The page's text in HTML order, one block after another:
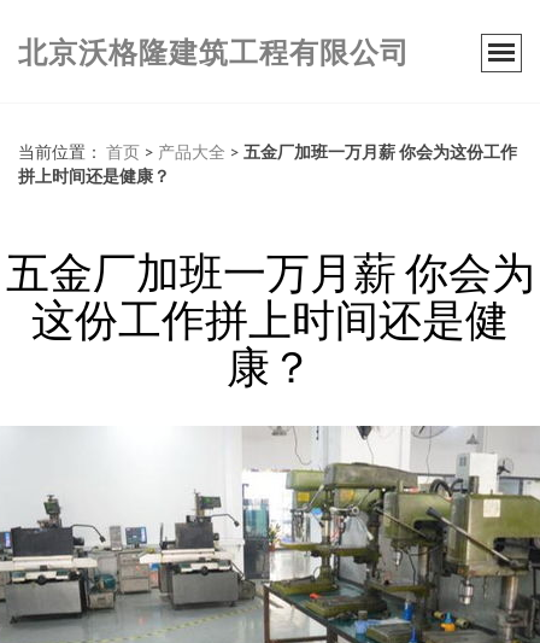
北京沃格隆建筑工程有限公司
当前位置： 首页 > 产品大全 > 五金厂加班一万月薪 你会为这份工作
拼上时间还是健康？
五金厂加班一万月薪 你会为
这份工作拼上时间还是健
康？